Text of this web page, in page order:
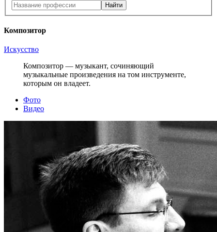
Найти
Композитор
Искусство
Композитор — музыкант, сочиняющий
музыкальные произведения на том инструменте,
которым он владеет.
Фото
Видео